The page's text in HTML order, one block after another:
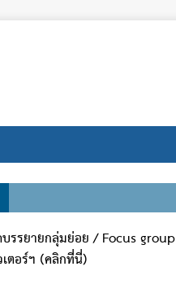
รรยายกลุ่มย่อย / Focus group
ตอร์ฯ (คลิกที่นี่)